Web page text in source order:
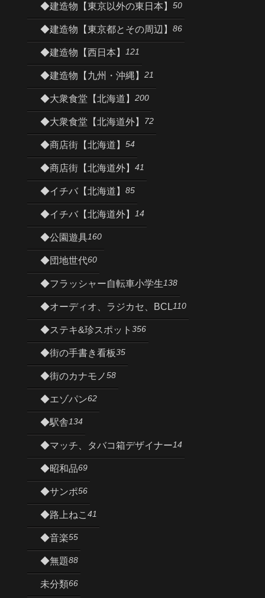
◆建造物【東京以外の東日本】 50
◆建造物【東京都とその周辺】 86
◆建造物【西日本】 121
◆建造物【九州・沖縄】 21
◆大衆食堂【北海道】 200
◆大衆食堂【北海道外】 72
◆商店街【北海道】 54
◆商店街【北海道外】 41
◆イチバ【北海道】 85
◆イチバ【北海道外】 14
◆公園遊具160
◆団地世代60
◆フラッシャー自転車小学生138
◆オーディオ、ラジカセ、BCL110
◆ステキ&珍スポット 356
◆街の手書き看板35
◆街のカナモノ58
◆エゾパン62
◆駅舎134
◆マッチ、タバコ箱デザイナー14
◆昭和品69
◆サンポ56
◆路上ねこ 41
◆音楽55
◆無題88
未分類66